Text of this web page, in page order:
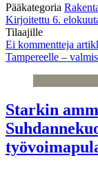
Pääkategoria
Kirjoitettu 6.
Tilaajille
Ei kommentteja
Tampereelle –
Starkin